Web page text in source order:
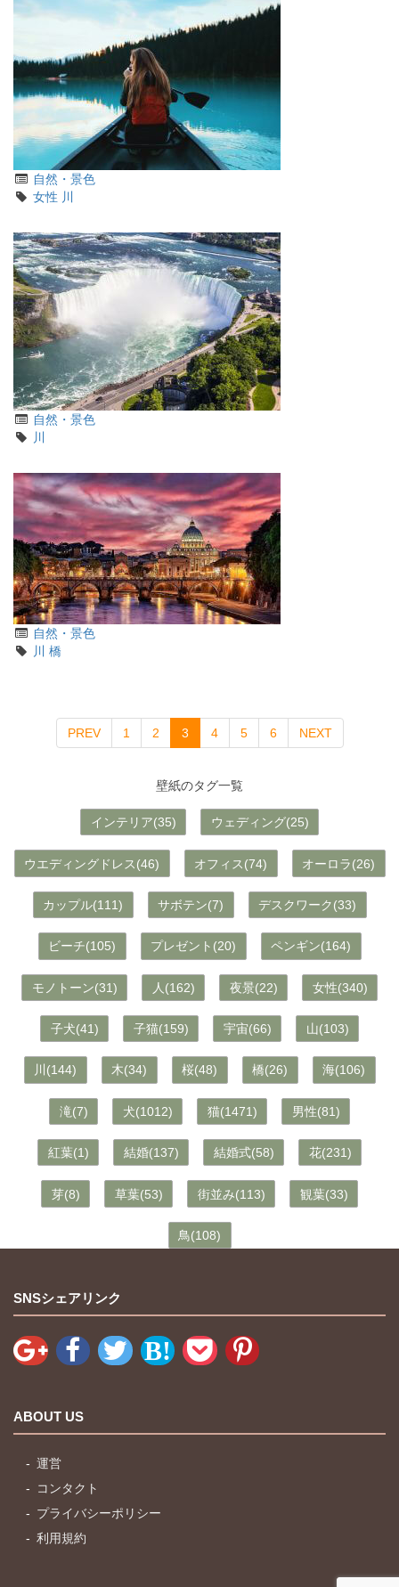
カ
テ
ゴ
自然・景色
タ女性 川
カ
テ
ゴ
自然・景色
タ 川
カ
テ
ゴ
自然・景色
タ 川 橋
PREV 1 2 3(current)
4 5 6 NEXT
壁紙のタグ一覧
インテリア(35) ウェディング(25)
ウエディングドレス(46) オフィス(74) オーロラ(26)
カップル(111) サボテン(7) デスクワーク(33)
ビーチ(105) プレゼント(20) ペンギン(164)
モノトーン(31) 人(162) 夜景(22) 女性(340)
子犬(41) 子猫(159) 宇宙(66) 山(103)
川(144) 木(34) 桜(48) 橋(26) 海(106)
滝(7) 犬(1012) 猫(1471) 男性(81)
紅葉(1) 結婚(137) 結婚式(58) 花(231)
芽(8) 草葉(53) 街並み(113) 観葉(33)
鳥(108)
SNSシェアリンク
ABOUT US
運営
コンタクト
プライバシーポリシー
利用規約